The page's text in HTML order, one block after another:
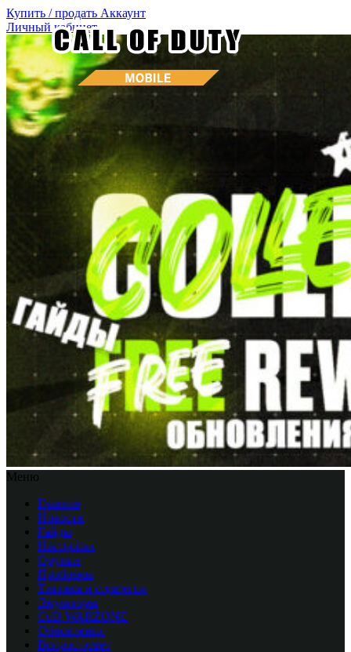
Купить / продать Аккаунт
Личный кабинет
Меню
Главная
Новости
Гайды
Настройка
Оружие
Проблемы
Тактика и стратегия
Эмуляторы
CоD WARZONE
Обновления
Вопрос-ответ